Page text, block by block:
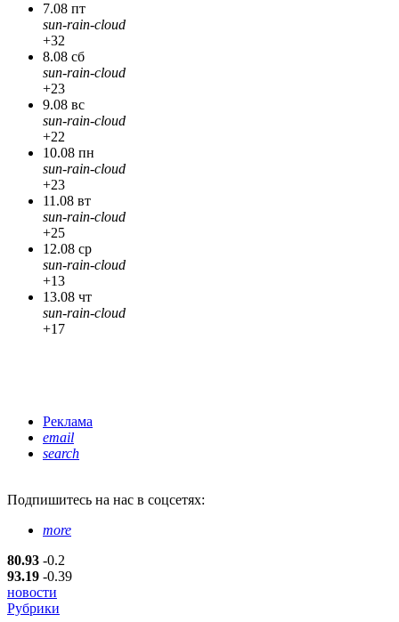
7.08 пт
sun-rain-cloud
+32
8.08 сб
sun-rain-cloud
+23
9.08 вс
sun-rain-cloud
+22
10.08 пн
sun-rain-cloud
+23
11.08 вт
sun-rain-cloud
+25
12.08 ср
sun-rain-cloud
+13
13.08 чт
sun-rain-cloud
+17
Реклама
email
search
Подпишитесь на нас в соцсетях:
more
80.93 -0.2
93.19 -0.39
новости
Рубрики